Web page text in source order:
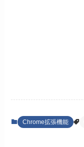
Chrome拡張機能